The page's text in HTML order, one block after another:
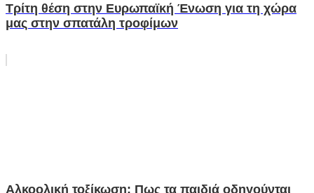
Τρίτη θέση στην Ευρωπαϊκή Ένωση για τη χώρα
μας στην σπατάλη τροφίμων
Αλκοολική τοξίκωση: Πως τα παιδιά οδηγούνται